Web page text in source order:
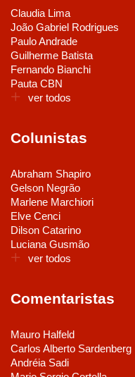
Claudia Lima
João Gabriel Rodrigues
Paulo Andrade
Guilherme Batista
Fernando Bianchi
Pauta CBN
ver todos
Colunistas
Abraham Shapiro
Gelson Negrão
Marlene Marchiori
Elve Cenci
Dilson Catarino
Luciana Gusmão
ver todos
Comentaristas
Mauro Halfeld
Carlos Alberto Sardenberg
Andréia Sadi